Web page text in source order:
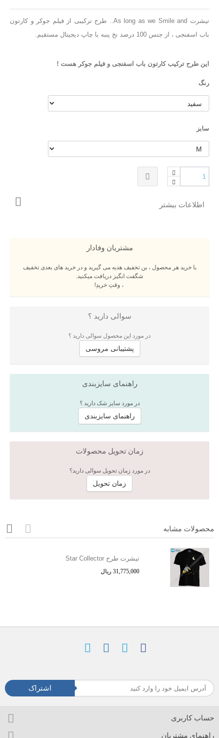
تیشرت As long as we Smile and.. طرح ترکیبی از فیلم جوکر و کارتون
باب اسفنجی ، از جنس 100 درصد نخ پنبه با چاپ دیجیتال مستقیم.
این طرح ترکیب کارتون باب اسفنجی و فیلم جوکر هست !
رنگ
سایز
اطلاعات بیشتر
مشتریان وفادار
با خرید هر محصول ، بن تخفیف هدیه می گیرید و در خرید های بعدی تخفیف
شگفت انگیز دریافت میکنید.
، وقتِ خریدِ!
سوالی دارید ؟
در مورد این محصول سوالی دارید ؟
پشتیبانی مروسی
راهنمای سایزبندی
در مورد سایز شک دارید ؟
راهنمای سایزبندی
زمان تحویل محصولات
در مورد زمان تحویل سوالی دارید؟
زمان تحویل
محصولات مشابه
تیشرت طرح Star Collector
31,775,000 ریال
اشتراک
حساب کاربری
راهنمای مشتریان